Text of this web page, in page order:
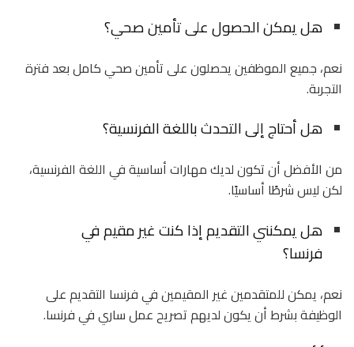
هل يمكن الحصول على تأمين صحي؟
نعم، جميع الموظفين يحصلون على تأمين صحي كامل بعد فترة
التجربة.
هل أحتاج إلى التحدث باللغة الفرنسية؟
من الأفضل أن تكون لديك مهارات أساسية في اللغة الفرنسية،
لكن ليس شرطًا أساسيًا.
هل يمكنني التقديم إذا كنت غير مقيم في
فرنسا؟
نعم، يمكن للمتقدمين غير المقيمين في فرنسا التقديم على
الوظيفة بشرط أن يكون لديهم تصريح عمل ساري في فرنسا.